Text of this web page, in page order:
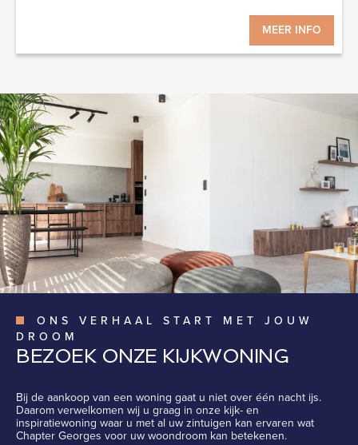
MEER INFO
ONS VERHAAL START MET JOUW
DROOM
BEZOEK ONZE KIJKWONING
Bij de aankoop van een woning gaat u niet over één nacht ijs.
Daarom verwelkomen wij u graag in onze kijk- en
inspiratiewoning waar u met al uw zintuigen kan ervaren wat
Chapter Georges voor uw woondroom kan betekenen.